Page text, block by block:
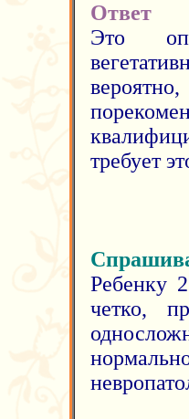
Ответ
Это
требует
Ребенку
четко,